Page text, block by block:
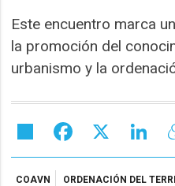
Este encuentro marca
la promoción del
urbanismo y la
Share Facebook
COAVN ORDENACIÓN DEL